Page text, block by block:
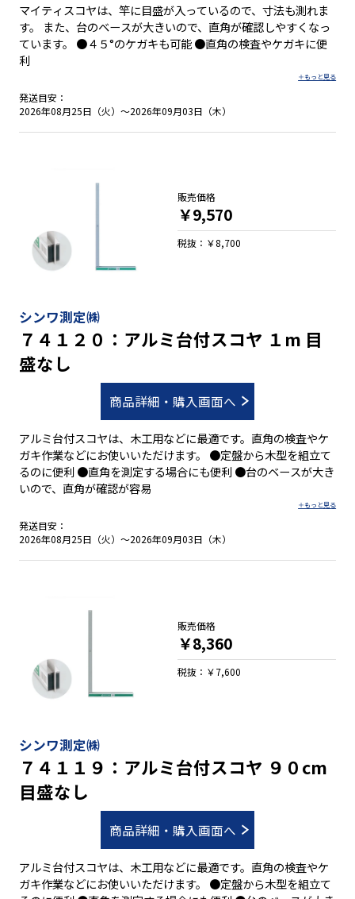
マイティスコヤは、竿に目盛が入っているので、寸法も測れま
す。 また、台のベースが大きいので、直角が確認しやすくなっ
ています。 ●４５°のケガキも可能 ●直角の検査やケガキに便
利
発送目安：
2026年08月25日（火）～2026年09月03日（木）
シンワ測定㈱
７４１２０：アルミ台付スコヤ １m 目
盛なし
商品詳細・購入画面へ
アルミ台付スコヤは、木工用などに最適です。直角の検査やケ
ガキ作業などにお使いいただけます。 ●定盤から木型を組立て
るのに便利 ●直角を測定する場合にも便利 ●台のベースが大き
いので、直角が確認が容易
発送目安：
2026年08月25日（火）～2026年09月03日（木）
販売価格
￥9,570
税抜：￥8,700
シンワ測定㈱
７４１１９：アルミ台付スコヤ ９０cm
目盛なし
商品詳細・購入画面へ
アルミ台付スコヤは、木工用などに最適です。直角の検査やケ
ガキ作業などにお使いいただけます。 ●定盤から木型を組立て
販売価格
￥8,360
税抜：￥7,600